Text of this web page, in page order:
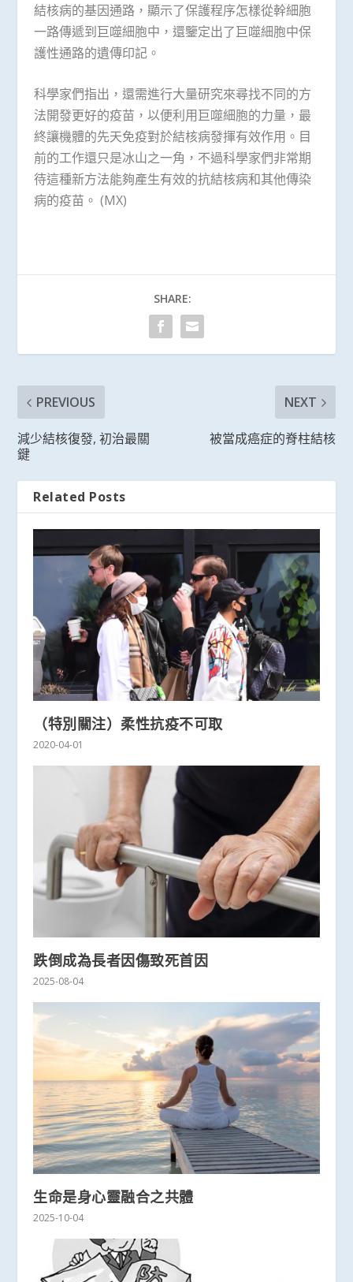
結核病的基因通路，顯示了保護程序怎樣從幹細胞
一路傳遞到巨噬細胞中，還鑒定出了巨噬細胞中保
護性通路的遺傳印記。
科學家們指出，還需進行大量研究來尋找不同的方
法開發更好的疫苗，以便利用巨噬細胞的力量，最
終讓機體的先天免疫對於結核病發揮有效作用。目
前的工作還只是冰山之一角，不過科學家們非常期
待這種新方法能夠產生有效的抗結核病和其他傳染
病的疫苗。 (MX)
SHARE:
PREVIOUS
減少結核復發, 初治最關
鍵
NEXT
被當成癌症的脊柱結核
Related Posts
（特別關注）柔性抗疫不可取
2020-04-01
跌倒成為長者因傷致死首因
2025-08-04
生命是身心靈融合之共體
2025-10-04